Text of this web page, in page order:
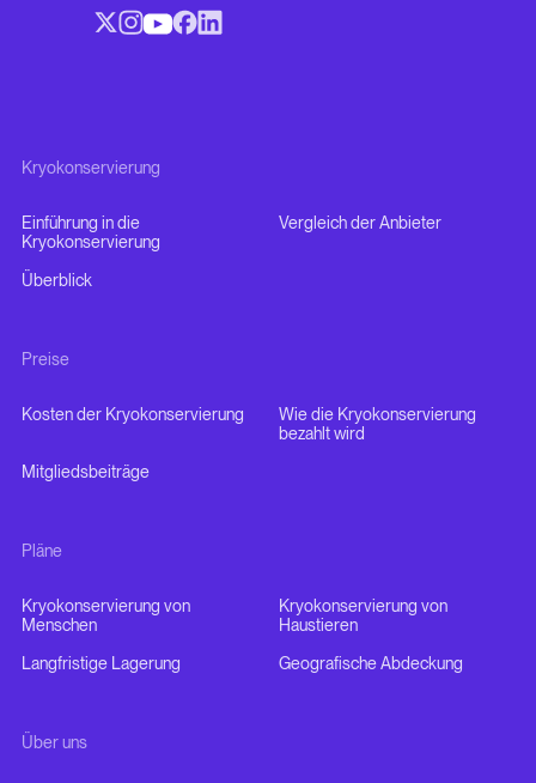
Kryokonservierung
Einführung in die
Kryokonservierung
Vergleich der Anbieter
Überblick
Preise
Kosten der Kryokonservierung
Wie die Kryokonservierung
bezahlt wird
Mitgliedsbeiträge
Pläne
Kryokonservierung von
Menschen
Kryokonservierung von
Haustieren
Langfristige Lagerung
Geografische Abdeckung
Über uns